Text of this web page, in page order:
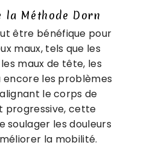
la Méthode Dorn
être bénéfique pour
maux, tels que les
maux de tête, les
encore les problèmes
le corps de
progressive, cette
les douleurs
la mobilité.